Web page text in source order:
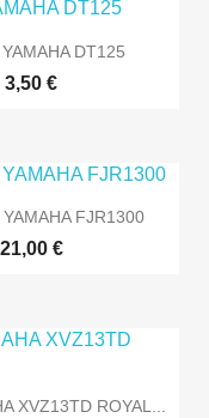
rapide
DT125
3,50 €
rapideFJR1300
21,00 €
rapide
XVZ13TD ROYAL...